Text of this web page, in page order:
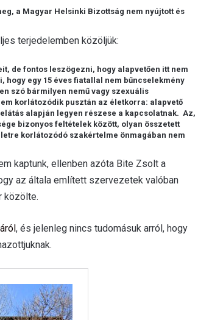
a Magyar Helsinki Bizottság nem nyújtott és
terjedelemben közöljük:
de fontos leszögezni, hogy alapvetően itt nem
egy 15 éves fiatallal nem bűncselekmény
szó bármilyen nemű vagy szexuális
korlátozódik pusztán az életkorra: alapvető
alapján legyen részese a kapcsolatnak. Az,
bizonyos feltételek között, olyan összetett
korlátozódó szakértelme önmagában nem
kaptunk, ellenben azóta Bite Zsolt a
az általa említett szervezetek valóban
közölte.
, és jelenleg nincs tudomásuk arról, hogy